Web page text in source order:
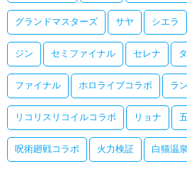
グランドマスターズ サヤ シエラ
ジン セミファイナル セレナ
ファイナル ホロライブコラボ ラ
リコリスリコイルコラボ リョナ
呪術廻戦コラボ 火力検証 白猫温